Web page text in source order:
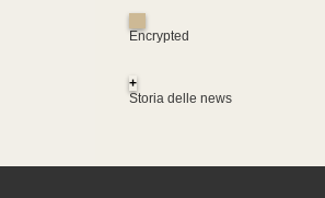
Encrypted
+
Storia delle news